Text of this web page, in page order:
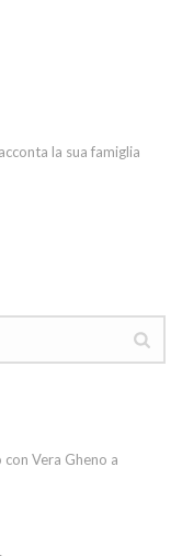
la sua famiglia
con Vera Gheno a